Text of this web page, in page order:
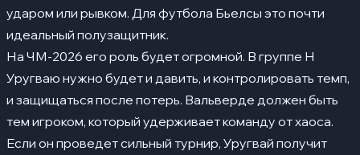
ударом или рывком. Для футбола Бьелсы это почти
идеальный полузащитник.
На ЧМ-2026 его роль будет огромной. В группе H
Уругваю нужно будет и давить, и контролировать темп,
и защищаться после потерь. Вальверде должен быть
тем игроком, который удерживает команду от хаоса.
Если он проведет сильный турнир, Уругвай получит